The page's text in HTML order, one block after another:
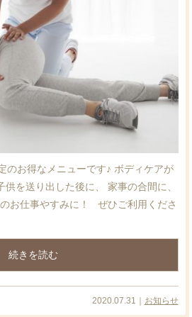
のお得なメニューです♪ ボディケアが
を送り出した後に、 家事の合間に、
お仕事やすみに！ ぜひご利用くださ
続きを読む
2020.07.31｜ お知らせ